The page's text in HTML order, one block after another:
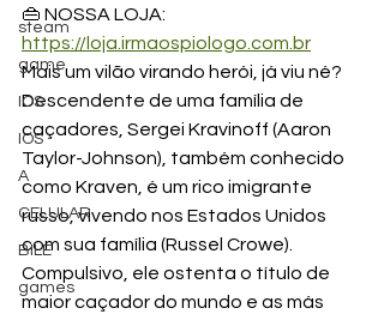
steam
game
IOS
IOS
A
CELULAR
BILE
games
👜 NOSSA LOJA:
https://loja.irmaospiologo.com.br
Mais um vilão virando herói, já viu né?
Descendente de uma família de
caçadores, Sergei Kravinoff (Aaron
Taylor-Johnson), também conhecido
como Kraven, é um rico imigrante
russo, vivendo nos Estados Unidos
com sua família (Russel Crowe).
Compulsivo, ele ostenta o título de
maior caçador do mundo e as más